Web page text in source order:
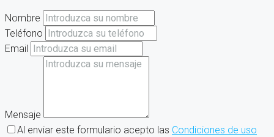
Nombre
Teléfono
Email
Mensaje
Al enviar este formulario acepto las Condiciones de uso